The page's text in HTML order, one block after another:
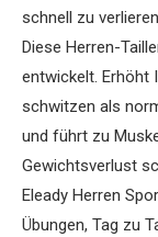
schnell zu
Diese Herren-
entwickelt. Erhöht
schwitzen als
und führt zu
Gewichtsverlust
Eleady Herren
Übungen, Tag zu